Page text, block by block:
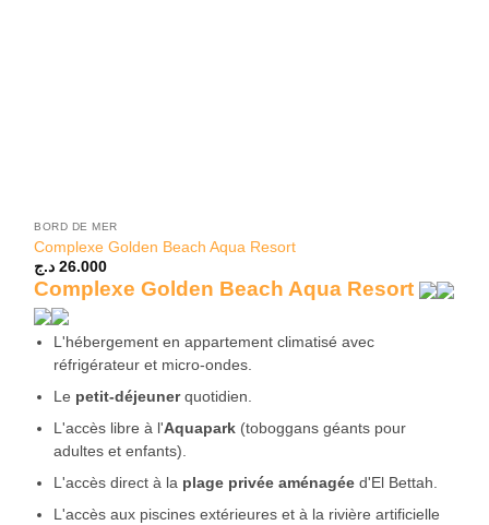
BORD DE MER
Complexe Golden Beach Aqua Resort
26.000 د.ج
Complexe Golden Beach Aqua Resort
L'hébergement en appartement climatisé avec
réfrigérateur et micro-ondes.
Le petit-déjeunerquotidien.
L'accès libre à l'Aquapark(toboggans géants pour
adultes et enfants).
L'accès direct à la plage privée aménagéed'El Bettah.
L'accès aux piscines extérieures et à la rivière artificielle